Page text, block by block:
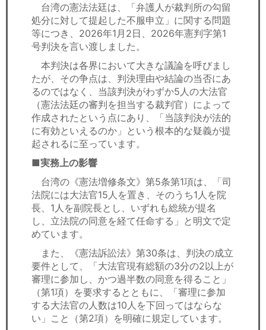
セミナー
経済ニュース
労務顧問
ＩＴ
飲食店情報
台湾の憲法法廷は、「弁護人が裁判所の勾留
処分に対して提起した不服申立」に関する問題
等につき、2026年1月2日、2026年憲判字第1
号判決を言い渡しました。
本判決は各界において大きな議論を呼びまし
たが、その争点は、判決理由や結論の当否にあ
るのではなく、当該判決がわずか5人の大法官
（憲法法廷の審判を担当する裁判官）によって
作成されたという点にあり、「当該判決が法的
に有効といえるのか」という根本的な疑義が提
起されるに至っています。
■実務上の影響
台湾の《憲法増修条文》第5条第1項は、「司
法院には大法官15人を置き、そのうち1人を院
長、1人を副院長とし、いずれも総統が提名
し、立法院の同意を経て任命する」と明文で定
めています。
また、《憲法訴訟法》第30条は、判決の成立
要件として、「大法官現有総額の3分の2以上が
審理に参加し、かつ過半数の同意を得ること」
（第1項）を要求するとともに、「審理に参加
する大法官の人数は10人を下回ってはならな
い」こと（第2項）を明確に規定しています。